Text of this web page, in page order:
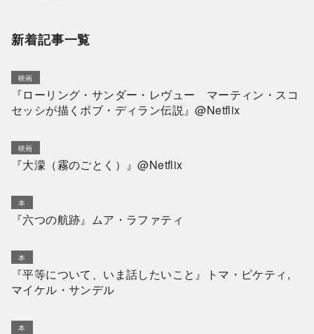
新着記事一覧
映画
『ローリング・サンダー・レヴュー マーティン・スコ
セッシが描くボブ・ディラン伝説』@Netflix
映画
『大濛（霧のごとく）』@Netflix
本
『六つの航跡』ムア・ラファティ
本
『平等について、いま話したいこと』トマ・ピケティ,
マイケル・サンデル
本